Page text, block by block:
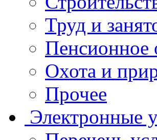
Труд и
Пенсионное
Охота и
Прочее
Электронные